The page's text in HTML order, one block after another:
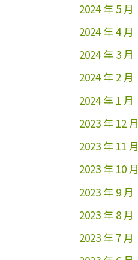
2024 年 5 月
2024 年 4 月
2024 年 3 月
2024 年 2 月
2024 年 1 月
2023 年 12 月
2023 年 11 月
2023 年 10 月
2023 年 9 月
2023 年 8 月
2023 年 7 月